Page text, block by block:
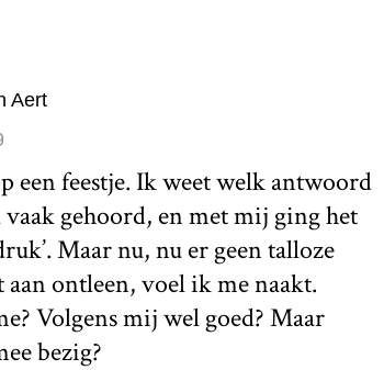
Aert
een feestje. Ik weet welk antwoord
gehoord, en met mij ging het
Maar nu, nu er geen talloze
ontleen, voel ik me naakt.
Volgens mij wel goed? Maar
bezig?